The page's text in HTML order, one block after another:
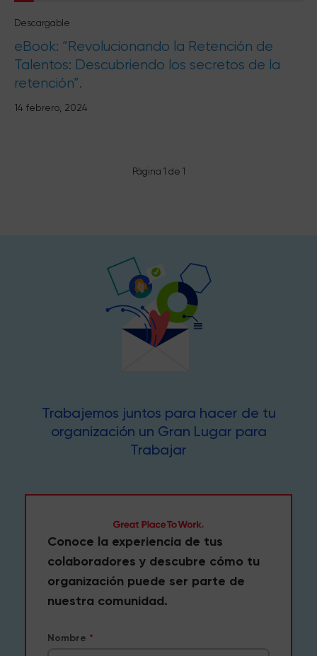
Descargable
eBook: “Revolucionando la Retención de
Talentos: Descubriendo los secretos de la
retención”.
14 febrero, 2024
Página 1 de 1
Trabajemos juntos para hacer de tu
organización un Gran Lugar para
Trabajar
Conoce la experiencia de tus
colaboradores y descubre cómo tu
organización puede ser parte de
nuestra comunidad.
Nombre